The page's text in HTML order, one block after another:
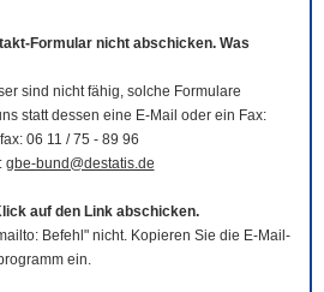
Formular nicht abschicken. Was
sind nicht fähig, solche Formulare
statt dessen eine E-Mail oder ein Fax:
06 11 / 75 - 89 96
gbe-bund@destatis.de
auf den Link abschicken.
Befehl" nicht. Kopieren Sie die E-Mail-
ein.